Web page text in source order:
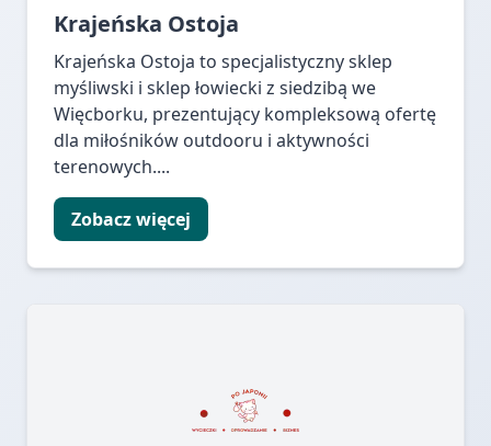
Krajeńska Ostoja
Krajeńska Ostoja to specjalistyczny sklep
myśliwski i sklep łowiecki z siedzibą we
Więcborku, prezentujący kompleksową ofertę
dla miłośników outdooru i aktywności
terenowych....
Zobacz więcej